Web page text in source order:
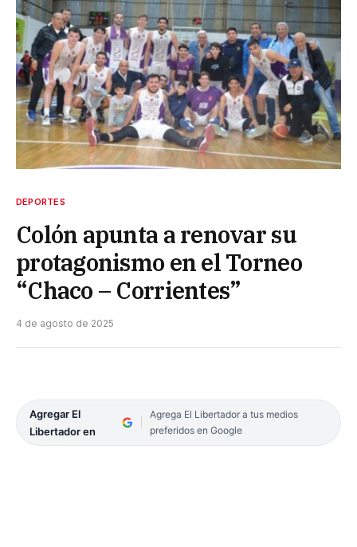
DEPORTES
Colón apunta a renovar su
protagonismo en el Torneo
“Chaco – Corrientes”
4 de agosto de 2025
Agregar El
Libertador en
Agrega El Libertador a tus medios
preferidos en Google